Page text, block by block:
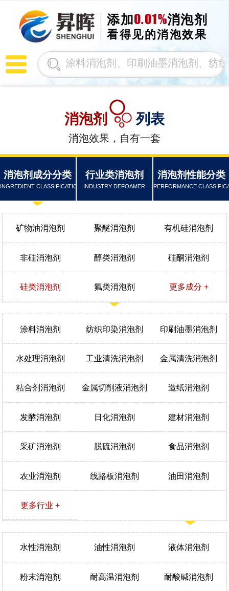
添加0.01%消泡剂
看得见的消泡效果
消泡剂 列表
消泡效果，自有一套
消泡剂成分分类
INGREDIENT CLASSIFICATION
矿物油消泡剂 聚醚消泡剂 有机硅消泡剂
非硅消泡剂 醇类消泡剂 硅酮消泡剂
硅类消泡剂 氟类消泡剂 更多成分 +
行业类消泡剂
INDUSTRY DEFOAMER
涂料消泡剂 纺织印染消泡剂 印刷油墨消泡剂
水处理消泡剂 工业清洗消泡剂 金属清洗消泡剂
粘合剂消泡剂 金属切削液消泡剂 造纸消泡剂
发酵消泡剂 日化消泡剂 建材消泡剂
采矿消泡剂 脱硫消泡剂 食品消泡剂
农业消泡剂 线路板消泡剂 油田消泡剂
更多行业 +
消泡剂性能分类
PERFORMANCE
水性消泡剂 油性消泡剂 液体消泡剂
粉末消泡剂 耐高温消泡剂 耐酸碱消泡剂